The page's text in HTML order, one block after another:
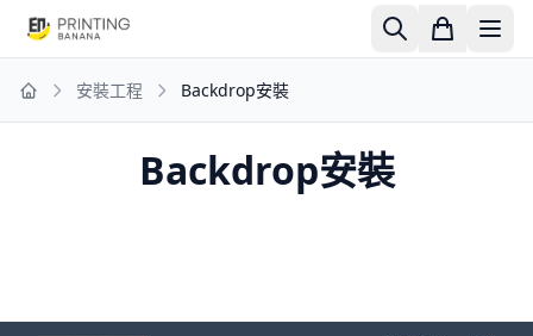
Home 安裝工程 Backdrop安裝
Backdrop安裝